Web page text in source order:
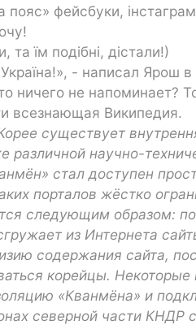
пояс» фейсбуки,
та їм подібні, дістали!)
- написал Ярош
ничего не напоминает?
всезнающая Википедия.
существует
различной научно-
стал доступен
порталов жёстко
следующим образом:
из Интернета
содержания сайта,
корейцы.
«Кванмёна» и
северной части КНДР